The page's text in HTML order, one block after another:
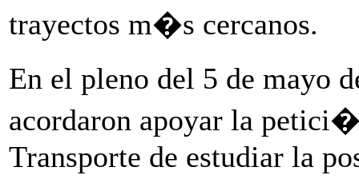
trayectos m�s cercanos.
En el pleno del 5 de mayo
acordaron apoyar la
Transporte de estudiar la